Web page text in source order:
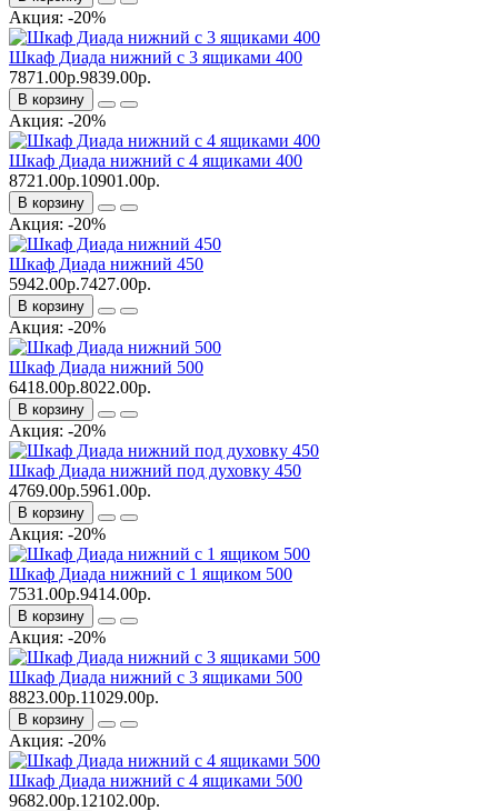
Акция: -20%
Шкаф Диада нижний с 3 ящиками 400
7871.00р.9839.00р.
В корзину
Акция: -20%
Шкаф Диада нижний с 4 ящиками 400
8721.00р.10901.00р.
В корзину
Акция: -20%
Шкаф Диада нижний 450
5942.00р.7427.00р.
В корзину
Акция: -20%
Шкаф Диада нижний 500
6418.00р.8022.00р.
В корзину
Акция: -20%
Шкаф Диада нижний под духовку 450
4769.00р.5961.00р.
В корзину
Акция: -20%
Шкаф Диада нижний с 1 ящиком 500
7531.00р.9414.00р.
В корзину
Акция: -20%
Шкаф Диада нижний с 3 ящиками 500
8823.00р.11029.00р.
В корзину
Акция: -20%
Шкаф Диада нижний с 4 ящиками 500
9682.00р.12102.00р.